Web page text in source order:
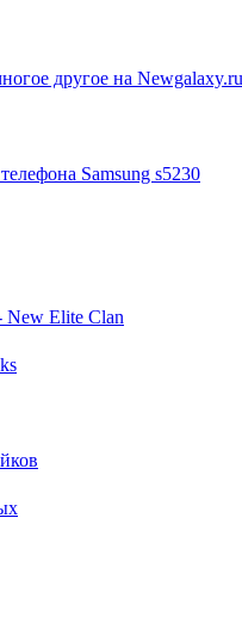
другое на Newgalaxy.ru
Samsung s5230
Elite Clan